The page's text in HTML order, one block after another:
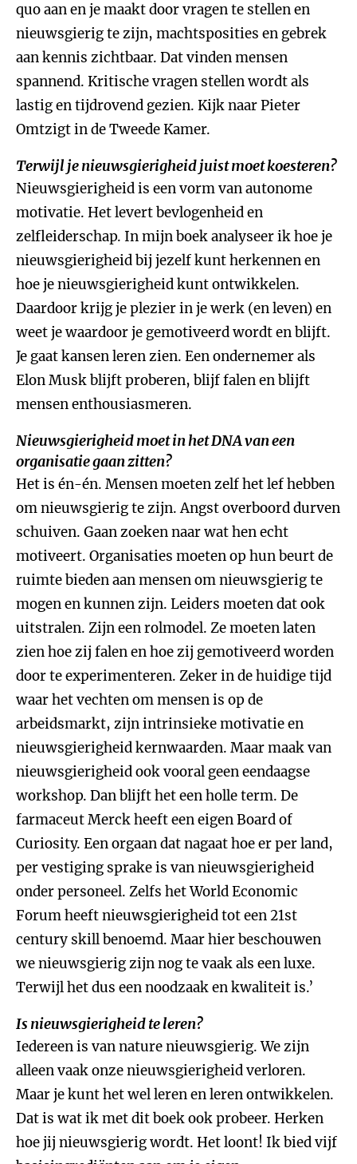
quo aan en je maakt door vragen te stellen en
nieuwsgierig te zijn, machtsposities en gebrek
aan kennis zichtbaar. Dat vinden mensen
spannend. Kritische vragen stellen wordt als
lastig en tijdrovend gezien. Kijk naar Pieter
Omtzigt in de Tweede Kamer.
Terwijl je nieuwsgierigheid juist moet koesteren?
Nieuwsgierigheid is een vorm van autonome
motivatie. Het levert bevlogenheid en
zelfleiderschap. In mijn boek analyseer ik hoe je
nieuwsgierigheid bij jezelf kunt herkennen en
hoe je nieuwsgierigheid kunt ontwikkelen.
Daardoor krijg je plezier in je werk (en leven) en
weet je waardoor je gemotiveerd wordt en blijft.
Je gaat kansen leren zien. Een ondernemer als
Elon Musk blijft proberen, blijf falen en blijft
mensen enthousiasmeren.
Nieuwsgierigheid moet in het DNA van een
organisatie gaan zitten?
Het is én-én. Mensen moeten zelf het lef hebben
om nieuwsgierig te zijn. Angst overboord durven
schuiven. Gaan zoeken naar wat hen echt
motiveert. Organisaties moeten op hun beurt de
ruimte bieden aan mensen om nieuwsgierig te
mogen en kunnen zijn. Leiders moeten dat ook
uitstralen. Zijn een rolmodel. Ze moeten laten
zien hoe zij falen en hoe zij gemotiveerd worden
door te experimenteren. Zeker in de huidige tijd
waar het vechten om mensen is op de
arbeidsmarkt, zijn intrinsieke motivatie en
nieuwsgierigheid kernwaarden. Maar maak van
nieuwsgierigheid ook vooral geen eendaagse
workshop. Dan blijft het een holle term. De
farmaceut Merck heeft een eigen Board of
Curiosity. Een orgaan dat nagaat hoe er per land,
per vestiging sprake is van nieuwsgierigheid
onder personeel. Zelfs het World Economic
Forum heeft nieuwsgierigheid tot een 21st
century skill benoemd. Maar hier beschouwen
we nieuwsgierig zijn nog te vaak als een luxe.
Terwijl het dus een noodzaak en kwaliteit is.’
Is nieuwsgierigheid te leren?
Iedereen is van nature nieuwsgierig. We zijn
alleen vaak onze nieuwsgierigheid verloren.
Maar je kunt het wel leren en leren ontwikkelen.
Dat is wat ik met dit boek ook probeer. Herken
hoe jij nieuwsgierig wordt. Het loont! Ik bied vijf